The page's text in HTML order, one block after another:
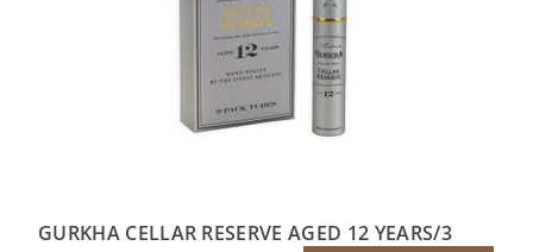
GURKHA CELLAR RESERVE AGED 12 YEARS/3